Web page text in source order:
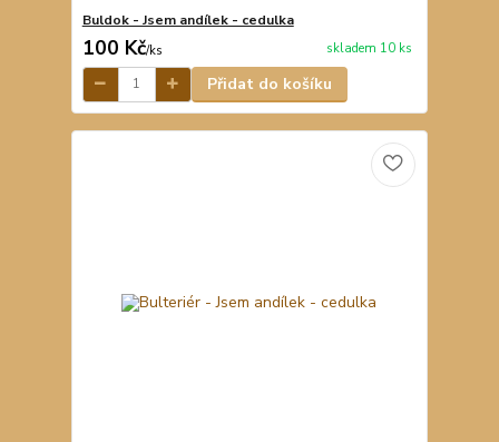
Buldok - Jsem andílek - cedulka
100 Kč/ks skladem 10 ks
Přidat do košíku